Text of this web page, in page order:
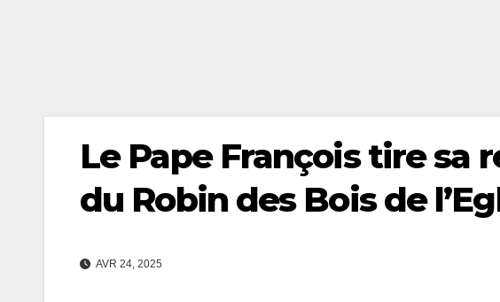
Le Pape François tire sa
du Robin des Bois de
AVR 24, 2025